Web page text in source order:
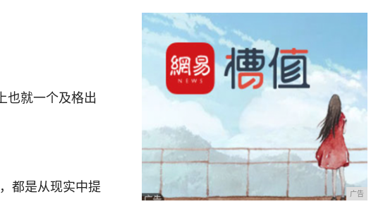
也就一个及格出
都是从现实中提
广告